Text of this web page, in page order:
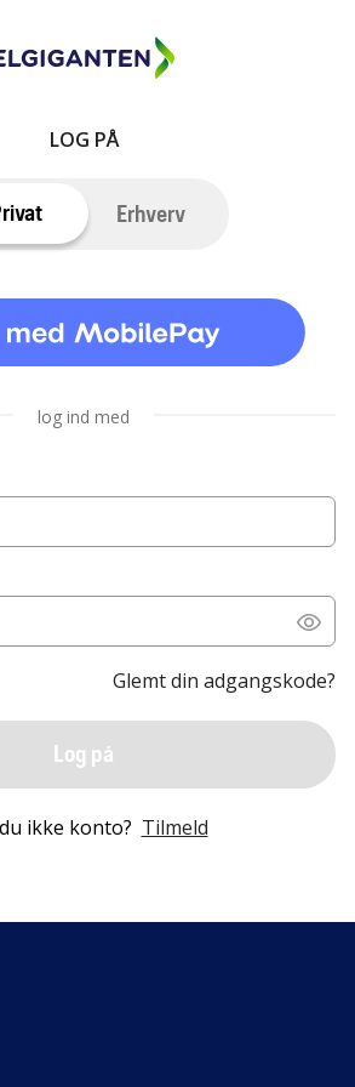
LOG PÅ
Erhverv
log ind med
Glemt din adgangskode?
Log på
ikke konto? Tilmeld